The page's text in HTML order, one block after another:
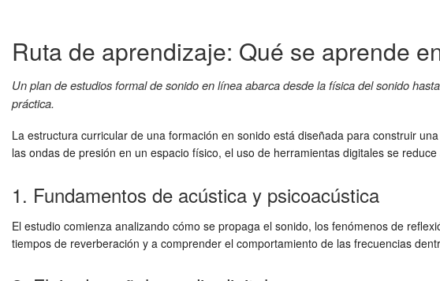
Ruta de aprendizaje: Qué se aprende
Un plan de estudios formal de sonido en línea abarca desde la física del sonido
práctica.
La estructura curricular de una formación en sonido está diseñada para construir
las ondas de presión en un espacio físico, el uso de herramientas digitales se
1. Fundamentos de acústica y psicoacústica
El estudio comienza analizando cómo se propaga el sonido, los fenómenos de
tiempos de reverberación y a comprender el comportamiento de las frecuencias